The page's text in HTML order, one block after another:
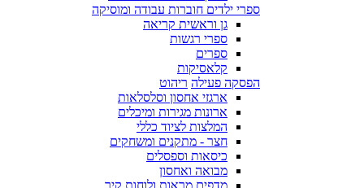
ספרי ילדים חוברות עבודה ומוסיקה
גן וראשית קריאה
ספרי רגשות
ספרים
קלאסיקות
הפסקה פעילה ריהוט
ארגזי אחסון וסלסלאות
ארונות מגירות ומיכלים
המלצות לציוד כללי
חצר - מתקנים ומשחקים
כיסאות וספסלים
מבואה ואחסון
מדפים מראות ולוחות קיר